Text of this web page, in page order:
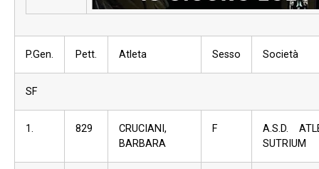
P.Gen. Pett. Atleta Sesso Società
SF
1. 829
CRUCIANI,
BARBARA
F
A.S.D.
SUTRIUM